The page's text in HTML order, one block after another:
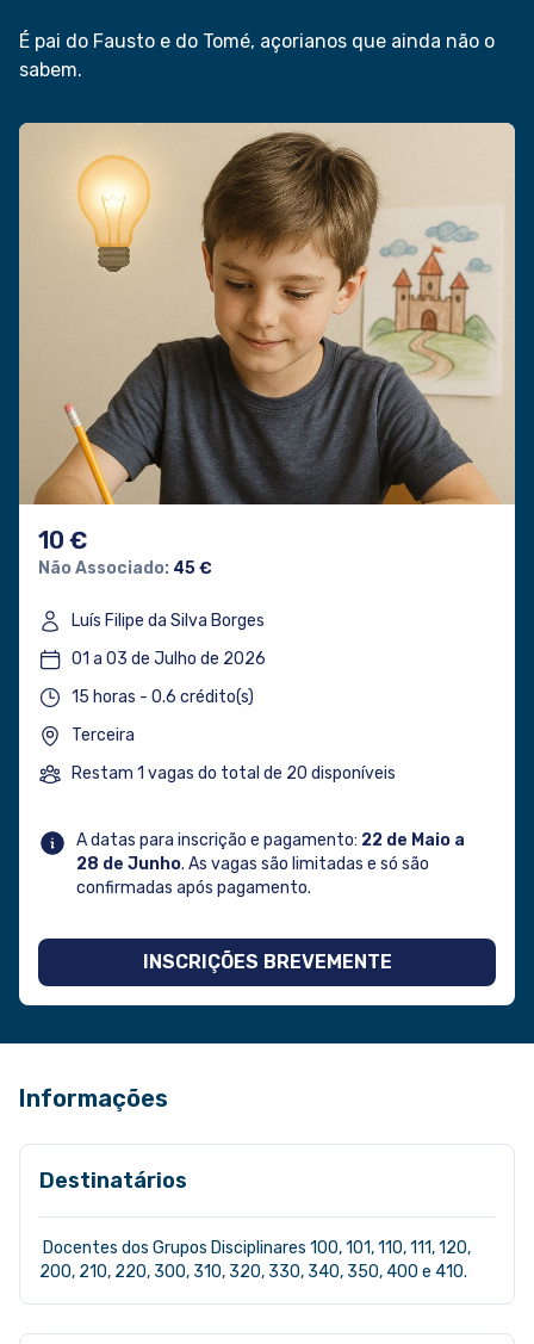
É pai do Fausto e do Tomé, açorianos que ainda não o
sabem.
10 €
Não Associado: 45 €
Luís Filipe da Silva Borges
01 a 03 de Julho de 2026
15 horas - 0.6 crédito(s)
Terceira
Restam 1 vagas do total de 20 disponíveis
A datas para inscrição e pagamento: 22 de Maio a
28 de Junho. As vagas são limitadas e só são
confirmadas após pagamento.
INSCRIÇÕES BREVEMENTE
Informações
Destinatários
Docentes dos Grupos Disciplinares 100, 101, 110, 111, 120,
200, 210, 220, 300, 310, 320, 330, 340, 350, 400 e 410.